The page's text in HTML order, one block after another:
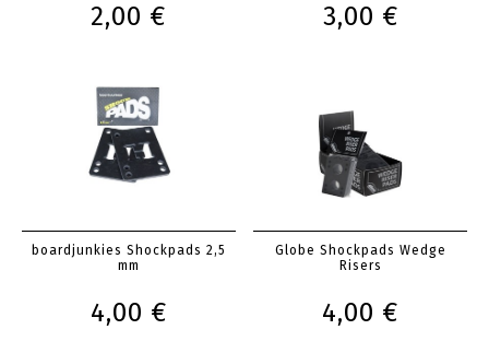
2,00 € 3,00 €
boardjunkies Shockpads 2,5
mm
4,00 €
Globe Shockpads Wedge
Risers
4,00 €